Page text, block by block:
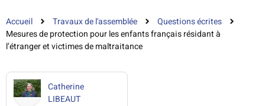
Accueil Travaux de l'assemblée
Questions écrites
Mesures de protection pour les enfants français résidant à
l’étranger et victimes de maltraitance
Catherine
LIBEAUT